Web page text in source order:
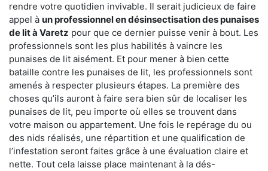
rendre votre quotidien invivable. Il serait judicieux de faire
appel à un professionnel en désinsectisation des punaises
de lit à Varetz pour que ce dernier puisse venir à bout. Les
professionnels sont les plus habilités à vaincre les
punaises de lit aisément. Et pour mener à bien cette
bataille contre les punaises de lit, les professionnels sont
amenés à respecter plusieurs étapes. La première des
choses qu’ils auront à faire sera bien sûr de localiser les
punaises de lit, peu importe où elles se trouvent dans
votre maison ou appartement. Une fois le repérage du ou
des nids réalisés, une répartition et une qualification de
l’infestation seront faites grâce à une évaluation claire et
nette. Tout cela laisse place maintenant à la dés-